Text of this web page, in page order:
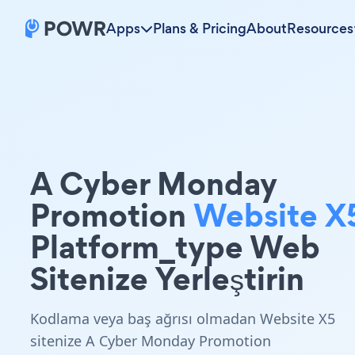
Apps Plans & PricingAboutResources
A Cyber Monday
PromotionWebsite
Platform_type Web
Sitenize Yerleştirin
Kodlama veya baş ağrısı olmadan Website X5
sitenize A Cyber Monday Promotion